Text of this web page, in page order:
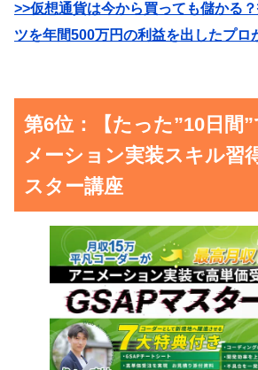
>>仮想通貨は今から買っても儲かる
ツを年間500万円の利益を出したプロ
第6位：【たった”10日間
メーション実装スキル習
スター講座